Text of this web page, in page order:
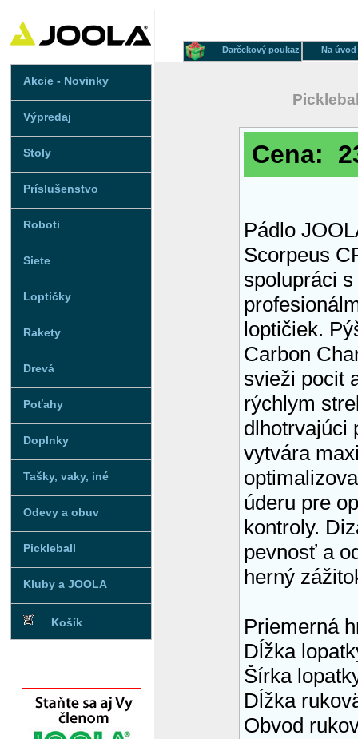
Akcie - Novinky
Výpredaj
Stoly
Príslušenstvo
Roboti
Siete
Loptičky
Rakety
Drevá
Poťahy
Doplnky
Tašky, vaky, iné
Odevy a obuv
Pickleball
Kluby a JOOLA
Košík
Na úvod
Darčekový poukaz
Cena:
Pádlo
Scorpeus
spolupráci
loptičiek.
Carbon
svieži pocit
rýchlym
dlhotrvajúci
vytvára
úderu pre
kontroly.
pevnosť a
herný
Priemerná
Dĺžka
Šírka
Dĺžka
Obvod